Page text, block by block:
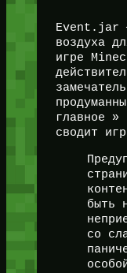
Event.jar
воздуха
игре
главное »
сводит
быть
со